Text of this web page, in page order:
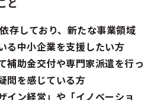
存しており、新たな事業領域
る中小企業を支援したい方
補助金交付や専門家派遣を行っ
問を感じている方
イン経営」や「イノベーショ